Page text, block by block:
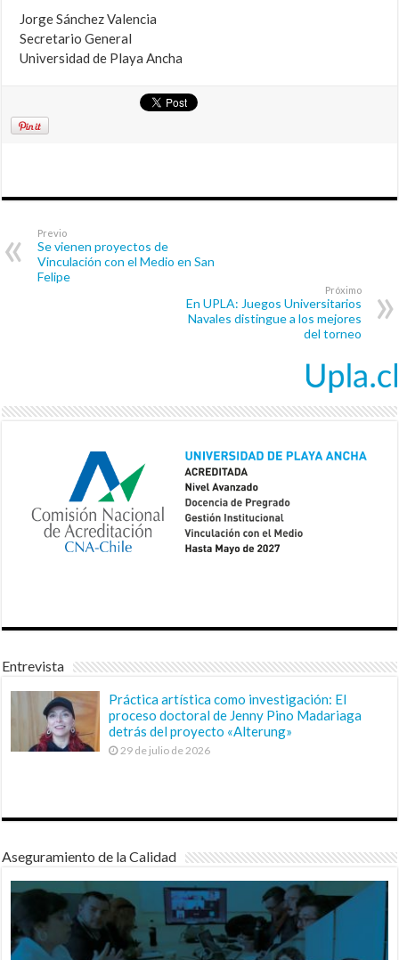
Jorge Sánchez Valencia
Secretario General
Universidad de Playa Ancha
Previo
Se vienen proyectos de
Vinculación con el Medio en San
Felipe
Próximo
En UPLA: Juegos Universitarios
Navales distingue a los mejores
del torneo
Entrevista
Práctica artística como investigación: El
proceso doctoral de Jenny Pino Madariaga
detrás del proyecto «Alterung»
29 de julio de 2026
Aseguramiento de la Calidad